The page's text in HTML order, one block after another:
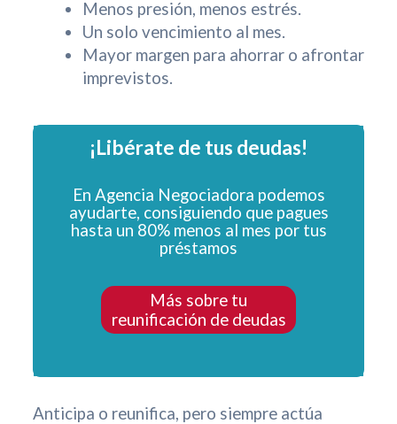
Menos presión, menos estrés.
Un solo vencimiento al mes.
Mayor margen para ahorrar o afrontar
imprevistos.
¡Libérate de tus deudas!
En Agencia Negociadora podemos
ayudarte, consiguiendo que pagues
hasta un 80% menos al mes por tus
préstamos
Más sobre tu
reunificación de deudas
Anticipa o reunifica, pero siempre actúa